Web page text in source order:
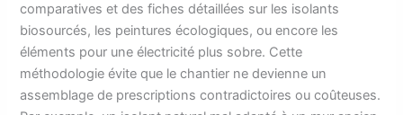
comparatives et des fiches détaillées sur les isolants
biosourcés, les peintures écologiques, ou encore les
éléments pour une électricité plus sobre. Cette
méthodologie évite que le chantier ne devienne un
assemblage de prescriptions contradictoires ou coûteuses.